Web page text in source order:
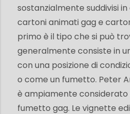
sostanzialmente suddivisi
cartoni animati gag e
primo è il tipo che si può
generalmente consiste in
con una posizione di
o come un fumetto. Peter
è ampiamente
fumetto gag. Le vignette